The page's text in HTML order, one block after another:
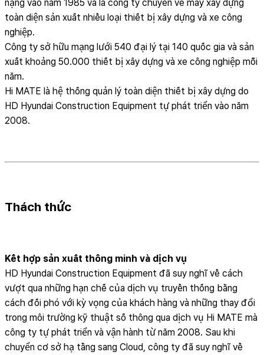
nặng vào năm 1985 và là công ty chuyên về máy xây dựng
toàn diện sản xuất nhiều loại thiết bị xây dựng và xe công
nghiệp.
Công ty sở hữu mạng lưới 540 đại lý tại 140 quốc gia và sản
xuất khoảng 50.000 thiết bị xây dựng và xe công nghiệp mỗi
năm.
Hi MATE là hệ thống quản lý toàn diện thiết bị xây dựng do
HD Hyundai Construction Equipment tự phát triển vào năm
2008.
Thách thức
Kết hợp sản xuất thông minh và dịch vụ
HD Hyundai Construction Equipment đã suy nghĩ về cách
vượt qua những hạn chế của dịch vụ truyền thống bằng
cách đối phó với kỳ vọng của khách hàng và những thay đổi
trong môi trường kỹ thuật số thông qua dịch vụ Hi MATE mà
công ty tự phát triển và vận hành từ năm 2008. Sau khi
chuyển cơ sở hạ tầng sang Cloud, công ty đã suy nghĩ về